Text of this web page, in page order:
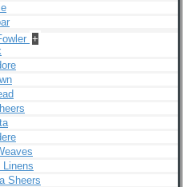
+
Linens
Sheers